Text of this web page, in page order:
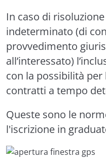
In caso di
indeterminato (di
provvedimento
all’interessato)
con la possibilità
contratti a tempo
Queste sono le
l'iscrizione in